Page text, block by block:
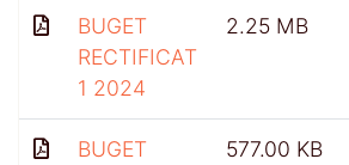
BUGET
RECTIFICAT
1 2024
2.25 MB
BUGET
577.00 KB